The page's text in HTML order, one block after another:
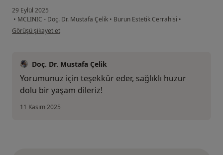
29 Eylül 2025
• MCLINIC - Doç. Dr. Mustafa Çelik • Burun Estetik Cerrahisi •
kullanıcının görüşüne göre sa...m
Görüşü şikayet et
Doç. Dr. Mustafa Çelik
Yorumunuz için teşekkür eder, sağlıklı huzur
dolu bir yaşam dileriz!
11 Kasım 2025